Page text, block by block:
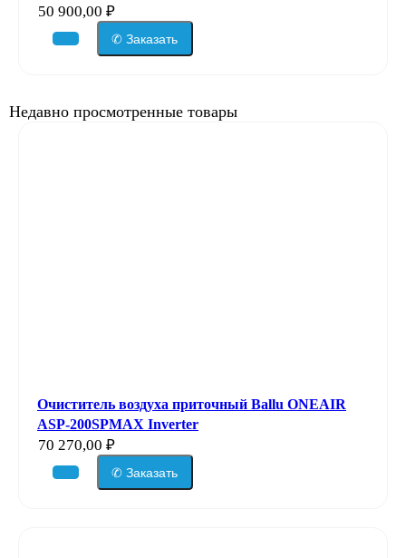
50 900,00 ₽
✆ Заказать
Недавно просмотренные товары
Очиститель воздуха приточный Ballu ONEAIR
ASP-200SPMAX Inverter
70 270,00 ₽
✆ Заказать